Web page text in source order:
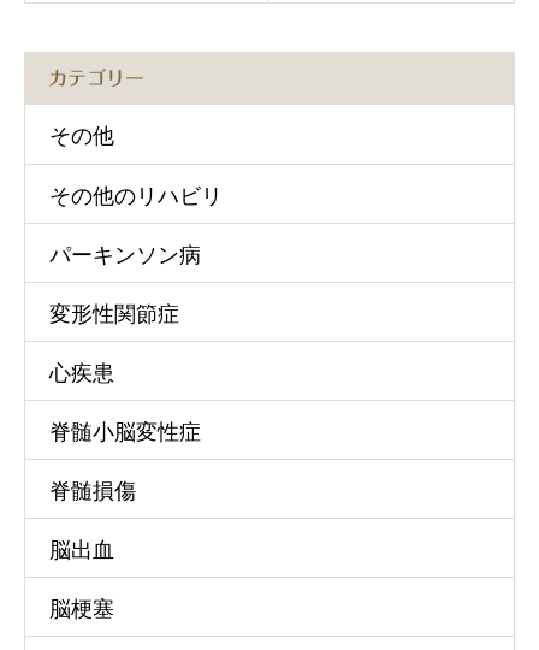
カテゴリー
その他
その他のリハビリ
パーキンソン病
変形性関節症
心疾患
脊髄小脳変性症
脊髄損傷
脳出血
脳梗塞